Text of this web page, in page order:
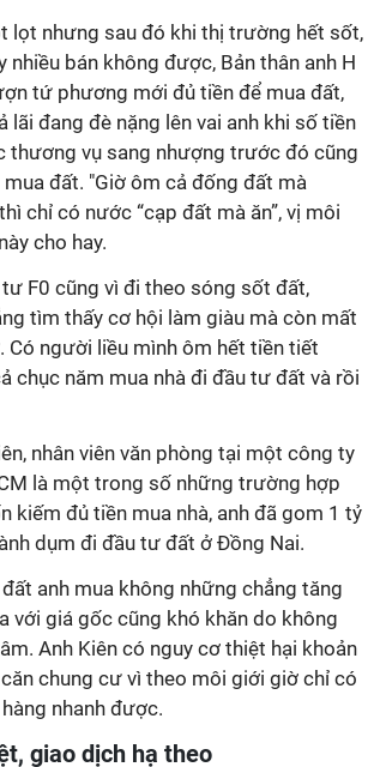
lọt nhưng sau đó khi thị trường hết sốt,
nhiều bán không được, Bản thân anh H
tứ phương mới đủ tiền để mua đất,
lãi đang đè nặng lên vai anh khi số tiền
thương vụ sang nhượng trước đó cũng
mua đất. "Giờ ôm cả đống đất mà
chỉ có nước “cạp đất mà ăn”, vị môi
cho hay.
F0 cũng vì đi theo sóng sốt đất,
tìm thấy cơ hội làm giàu mà còn mất
Có người liều mình ôm hết tiền tiết
chục năm mua nhà đi đầu tư đất và rồi
nhân viên văn phòng tại một công ty
là một trong số những trường hợp
kiếm đủ tiền mua nhà, anh đã gom 1 tỷ
dụm đi đầu tư đất ở Đồng Nai.
anh mua không những chẳng tăng
với giá gốc cũng khó khăn do không
Anh Kiên có nguy cơ thiệt hại khoản
chung cư vì theo môi giới giờ chỉ có
nhanh được.
giao dịch hạ theo